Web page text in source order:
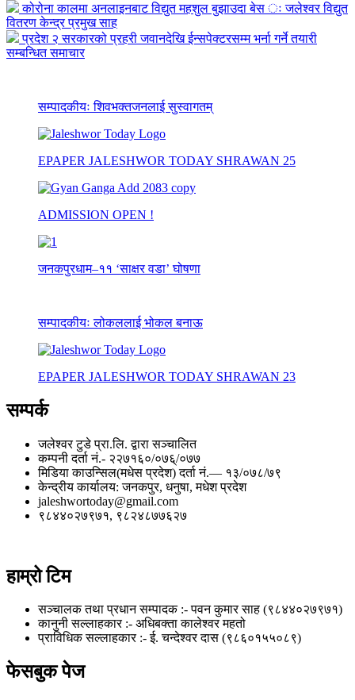
कोरोना कालमा अनलाइनबाट विद्युत महशुल बुझाउदा बेस ः जलेश्वर विद्युत
वितरण केन्द्र प्रमुख साह
प्रदेश २ सरकारको प्रहरी जवानदेखि ईन्सपेक्टरसम्म भर्ना गर्ने तयारी
सम्बन्धित समाचार
सम्पादकीयः शिवभक्तजनलाई सुस्वागतम्
EPAPER JALESHWOR TODAY SHRAWAN 25
ADMISSION OPEN !
जनकपुरधाम–११ ‘साक्षर वडा’ घोषणा
सम्पादकीयः लोकललाई भोकल बनाऊ
EPAPER JALESHWOR TODAY SHRAWAN 23
सम्पर्क
जलेश्वर टुडे प्रा.लि. द्वारा सञ्चालित
कम्पनी दर्ता नं.- २२७१६०/०७६्/०७७
मिडिया काउन्सिल(मधेस प्रदेश) दर्ता नं.— १३/०७८/७९
केन्द्रीय कार्यालय: जनकपुर, धनुषा, मधेश प्रदेश
jaleshwortoday@gmail.com
९८४४०२७९७१, ९८२४८७७६२७
हाम्रो टिम
सञ्चालक तथा प्रधान सम्पादक :- पवन कुमार साह (९८४४०२७९७१)
कानुनी सल्लाहकार :- अधिबक्ता कालेश्वर महतो
प्राविधिक सल्लाहकार :- ई. चन्देश्वर दास (९८६०१५५०८९)
फेसबुक पेज